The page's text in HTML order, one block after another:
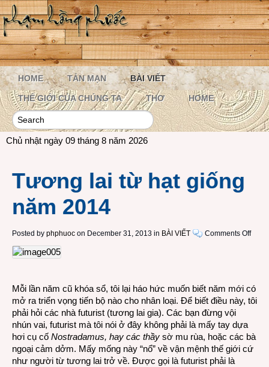
HOME TẢN MẠN BÀI VIẾT
THẾ GIỚI CỦA CHÚNG TA THƠ HOME
Chủ nhật ngày 09 tháng 8 năm 2026
Tương lai từ hạt giống
năm 2014
Posted by phphuoc on December 31, 2013 in BÀI VIẾT Comments Offon
giống
năm
Mỗi lần năm cũ khóa sổ, tôi lại háo hức muốn biết năm mới có
mở ra triển vọng tiến bộ nào cho nhân loại. Để biết điều này, tôi
phải hỏi các nhà futurist (tương lai gia). Các bạn đừng vội
nhún vai, futurist mà tôi nói ở đây không phải là mấy tay dựa
hơi cụ cố Nostradamus, hay các thầy sờ mu rùa, hoặc các bà
ngoại cảm dởm. Mấy mống này “nổ” về vận mệnh thế giới cứ
như người từ tương lai trở về. Được gọi là futurist phải là